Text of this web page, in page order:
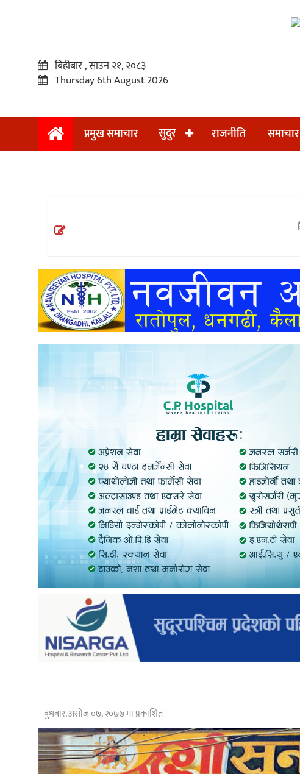
प्रमुख
अन्तराष्ट्रिय
अन्तर्वार्ता
खेलकुद
बिहीबार , साउन २१, २०८३
Thursday 6th August 2026
प्रमुख समाचार सुदुर राजनीति समाचार
बुधबार, असोज ०७, २०७७ मा प्रकाशित